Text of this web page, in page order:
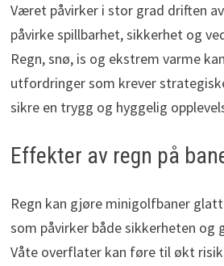
Været påvirker i stor grad driften
påvirke spillbarhet, sikkerhet og
Regn, snø, is og ekstrem varme
utfordringer som krever
sikre en trygg og hyggelig
Effekter av regn på
Regn kan gjøre minigolfbaner
som påvirker både sikkerheten og
Våte overflater kan føre til økt